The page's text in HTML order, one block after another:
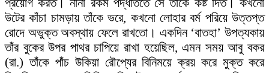
প্রয়োগ করত। নানা রকম পদ্ধতিতে সে তাঁকে কষ্ট দিত। কখনো
উটের কাঁচা চামড়ায় তাঁকে ভরে, কখনো লোহার বর্ম পরিয়ে উত্তপ্ত
রোদে অভুক্ত অবস্থায় ফেলে রাখতো। একদিন ‘বাতহা’ উপত্যকায়
তাঁর বুকের উপর পাথর চাপিয়ে রাখা হয়েছিল, এমন সময় আবু বকর
(রা.) তাঁকে পাঁচ উকিয়া রৌপ্যের বিনিময়ে ক্রয় করে মুক্ত করে